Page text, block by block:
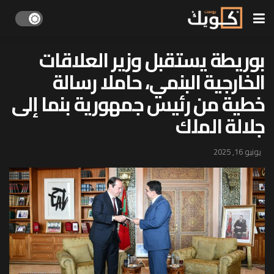
بوريطة يستقبل وزير العلاقات
الخارجية البنمي، حاملا رسالة
خطية من رئيس جمهورية بنما إلى
جلالة الملك
يونيو 16, 2025